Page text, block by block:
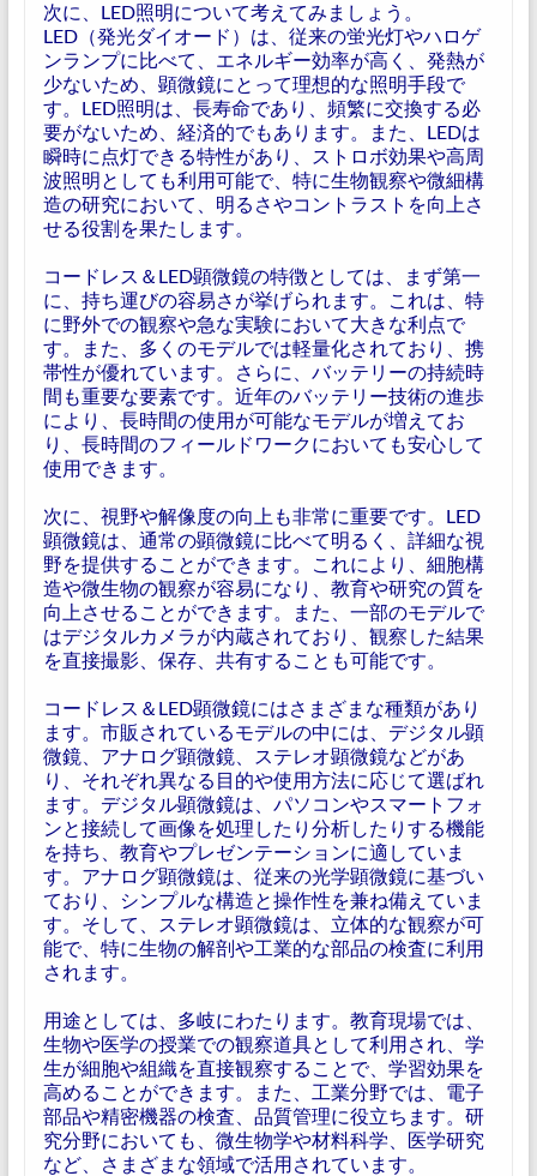
次に、LED照明について考えてみましょう。
LED（発光ダイオード）は、従来の蛍光灯やハロゲ
ンランプに比べて、エネルギー効率が高く、発熱が
少ないため、顕微鏡にとって理想的な照明手段で
す。LED照明は、長寿命であり、頻繁に交換する必
要がないため、経済的でもあります。また、LEDは
瞬時に点灯できる特性があり、ストロボ効果や高周
波照明としても利用可能で、特に生物観察や微細構
造の研究において、明るさやコントラストを向上さ
せる役割を果たします。
コードレス＆LED顕微鏡の特徴としては、まず第一
に、持ち運びの容易さが挙げられます。これは、特
に野外での観察や急な実験において大きな利点で
す。また、多くのモデルでは軽量化されており、携
帯性が優れています。さらに、バッテリーの持続時
間も重要な要素です。近年のバッテリー技術の進歩
により、長時間の使用が可能なモデルが増えてお
り、長時間のフィールドワークにおいても安心して
使用できます。
次に、視野や解像度の向上も非常に重要です。LED
顕微鏡は、通常の顕微鏡に比べて明るく、詳細な視
野を提供することができます。これにより、細胞構
造や微生物の観察が容易になり、教育や研究の質を
向上させることができます。また、一部のモデルで
はデジタルカメラが内蔵されており、観察した結果
を直接撮影、保存、共有することも可能です。
コードレス＆LED顕微鏡にはさまざまな種類があり
ます。市販されているモデルの中には、デジタル顕
微鏡、アナログ顕微鏡、ステレオ顕微鏡などがあ
り、それぞれ異なる目的や使用方法に応じて選ばれ
ます。デジタル顕微鏡は、パソコンやスマートフォ
ンと接続して画像を処理したり分析したりする機能
を持ち、教育やプレゼンテーションに適していま
す。アナログ顕微鏡は、従来の光学顕微鏡に基づい
ており、シンプルな構造と操作性を兼ね備えていま
す。そして、ステレオ顕微鏡は、立体的な観察が可
能で、特に生物の解剖や工業的な部品の検査に利用
されます。
用途としては、多岐にわたります。教育現場では、
生物や医学の授業での観察道具として利用され、学
生が細胞や組織を直接観察することで、学習効果を
高めることができます。また、工業分野では、電子
部品や精密機器の検査、品質管理に役立ちます。研
究分野においても、微生物学や材料科学、医学研究
など、さまざまな領域で活用されています。